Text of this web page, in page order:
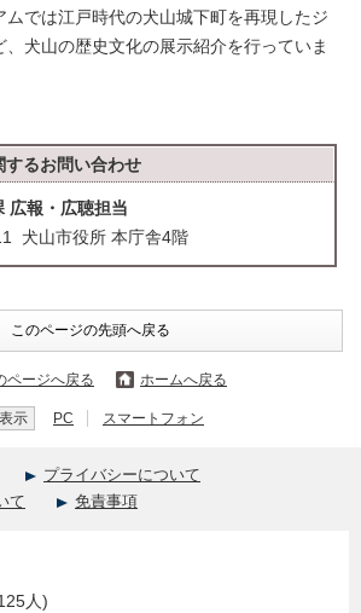
では江戸時代の犬山城下町を再現したジ
、犬山の歴史文化の展示紹介を行っていま
するお問い合わせ
広報・広聴担当
犬山市役所 本庁舎4階
このページの先頭へ戻る
ページへ戻る ホームへ戻る
表示 PC スマートフォン
プライバシーについて
て
免責事項
人)